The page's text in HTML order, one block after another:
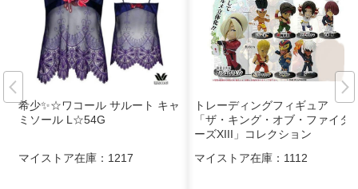
希少✨☆ワコール サルート キャ
ミソール L☆54G
マイストア在庫： 1217
トレーディングフィギュア
「ザ・キング・オブ・ファイタ
ーズXIII」コレクション
マイストア在庫： 1112